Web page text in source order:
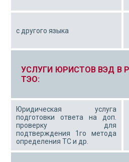
с другого языка
УСЛУГИ ЮРИСТОВ ВЭД В
ТЭО:
Юридическая услуга
подготовки ответа на доп.
проверку для
подтверждения 1го метода
определения ТС и др.